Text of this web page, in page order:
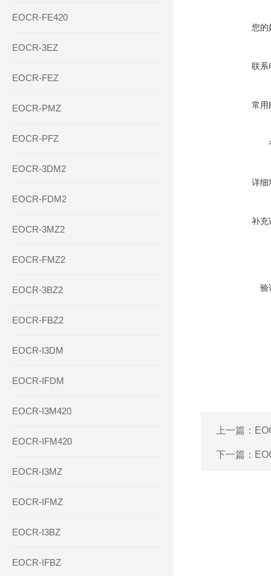
EOCR-FE420
EOCR-3EZ
EOCR-FEZ
EOCR-PMZ
EOCR-PFZ
EOCR-3DM2
EOCR-FDM2
EOCR-3MZ2
EOCR-FMZ2
EOCR-3BZ2
EOCR-FBZ2
EOCR-I3DM
EOCR-IFDM
EOCR-I3M420
EOCR-IFM420
EOCR-I3MZ
EOCR-IFMZ
EOCR-I3BZ
EOCR-IFBZ
您的
联系
常用
详细
补充
验
上一篇：
下一篇：